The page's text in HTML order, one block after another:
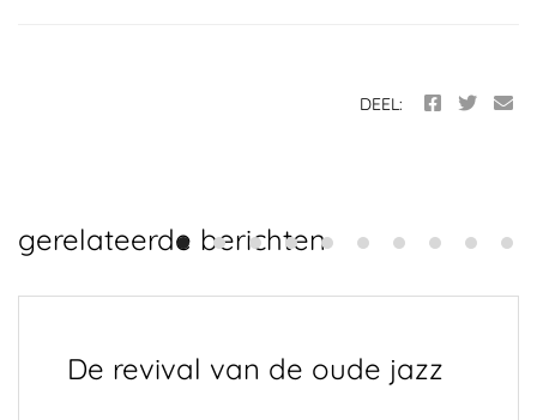
DEEL:
gerelateerde berichten
De revival van de oude jazz